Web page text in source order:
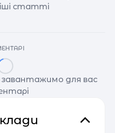
статті
для вас